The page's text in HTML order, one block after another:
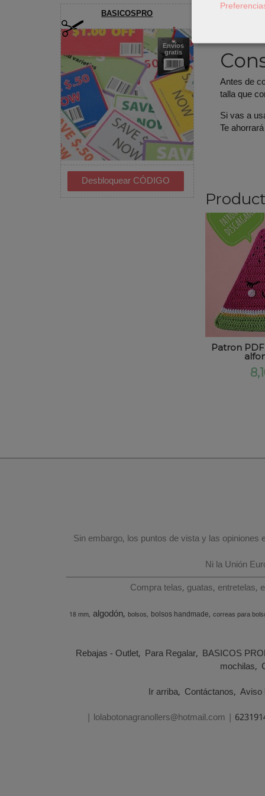
BASICOSPRO
Envíos
gratis
Antes de
talla que
Si vas a
Te
Patron
Sin embargo, los puntos de vista y las
Ni la Unión
Compra telas, guatas, entretelas,
18 mm algodón bolsos bolsos handmade correas para
Rebajas - Outlet Para Regalar BASICOS
mochilas
Ir arriba Contáctanos Aviso
| lolabotonagranollers@hotmail.com |